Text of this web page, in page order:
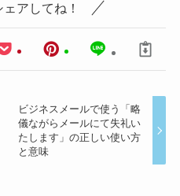
アしてね！
ビジネスメールで使う「略
儀ながらメールにて失礼い
たします」の正しい使い方
と意味